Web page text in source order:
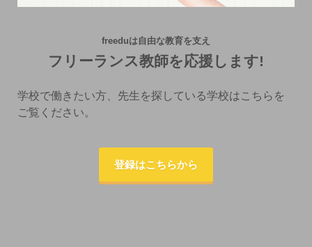
freeduは自由な教育を支え
フリーランス教師を応援します!
学校で働きたい方、先生を探している学校はこちらを
ご覧ください。
登録はこちらから